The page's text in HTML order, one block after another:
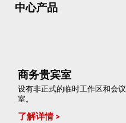
中心产品
商务贵宾室
设有非正式的临时工作区和会议
室。
了解详情